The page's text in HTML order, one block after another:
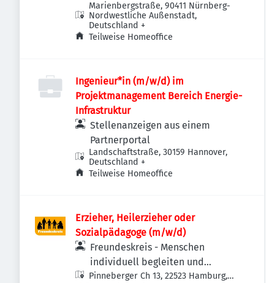
Marienbergstraße, 90411 Nürnberg-
Nordwestliche Außenstadt,
Deutschland +
Teilweise Homeoffice
Ingenieur*in (m/w/d) im
Projektmanagement Bereich Energie-
Infrastruktur
Stellenanzeigen aus einem
Partnerportal
Landschaftstraße, 30159 Hannover,
Deutschland +
Teilweise Homeoffice
Erzieher, Heilerzieher oder
Sozialpädagoge (m/w/d)
Freundeskreis - Menschen
individuell begleiten und
betreuen UG (haftungsbeschränkt)
Pinneberger Ch 13, 22523 Hamburg,